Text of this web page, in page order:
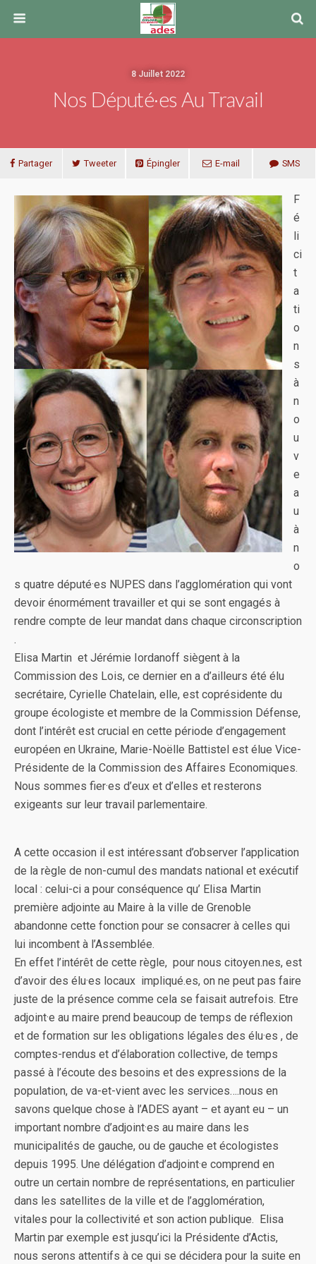
8 Juillet 2022
Nos Député·es Au Travail
Partager Tweeter Épingler E-mail SMS
F
é
li
ci
t
a
ti
o
n
s
à
n
o
u
v
e
a
u
à
n
o
s quatre député·es NUPES dans l’agglomération qui vont
devoir énormément travailler et qui se sont engagés à
rendre compte de leur mandat dans chaque circonscription
.
Elisa Martin et Jérémie Iordanoff siègent à la
Commission des Lois, ce dernier en a d’ailleurs été élu
secrétaire, Cyrielle Chatelain, elle, est coprésidente du
groupe écologiste et membre de la Commission Défense,
dont l’intérêt est crucial en cette période d’engagement
européen en Ukraine, Marie-Noëlle Battistel est élue Vice-
Présidente de la Commission des Affaires Economiques.
Nous sommes fier·es d’eux et d’elles et resterons
exigeants sur leur travail parlementaire.
A cette occasion il est intéressant d’observer l’application
de la règle de non-cumul des mandats national et exécutif
local : celui-ci a pour conséquence qu’ Elisa Martin
première adjointe au Maire à la ville de Grenoble
abandonne cette fonction pour se consacrer à celles qui
lui incombent à l’Assemblée.
En effet l’intérêt de cette règle, pour nous citoyen.nes, est
d’avoir des élu·es locaux impliqué.es, on ne peut pas faire
juste de la présence comme cela se faisait autrefois. Etre
adjoint·e au maire prend beaucoup de temps de réflexion
et de formation sur les obligations légales des élu·es , de
comptes-rendus et d’élaboration collective, de temps
passé à l’écoute des besoins et des expressions de la
population, de va-et-vient avec les services….nous en
savons quelque chose à l’ADES ayant – et ayant eu – un
important nombre d’adjoint·es au maire dans les
municipalités de gauche, ou de gauche et écologistes
depuis 1995. Une délégation d’adjoint·e comprend en
outre un certain nombre de représentations, en particulier
dans les satellites de la ville et de l’agglomération,
vitales pour la collectivité et son action publique. Elisa
Martin par exemple est jusqu’ici la Présidente d’Actis,
nous serons attentifs à ce qui se décidera pour la suite en